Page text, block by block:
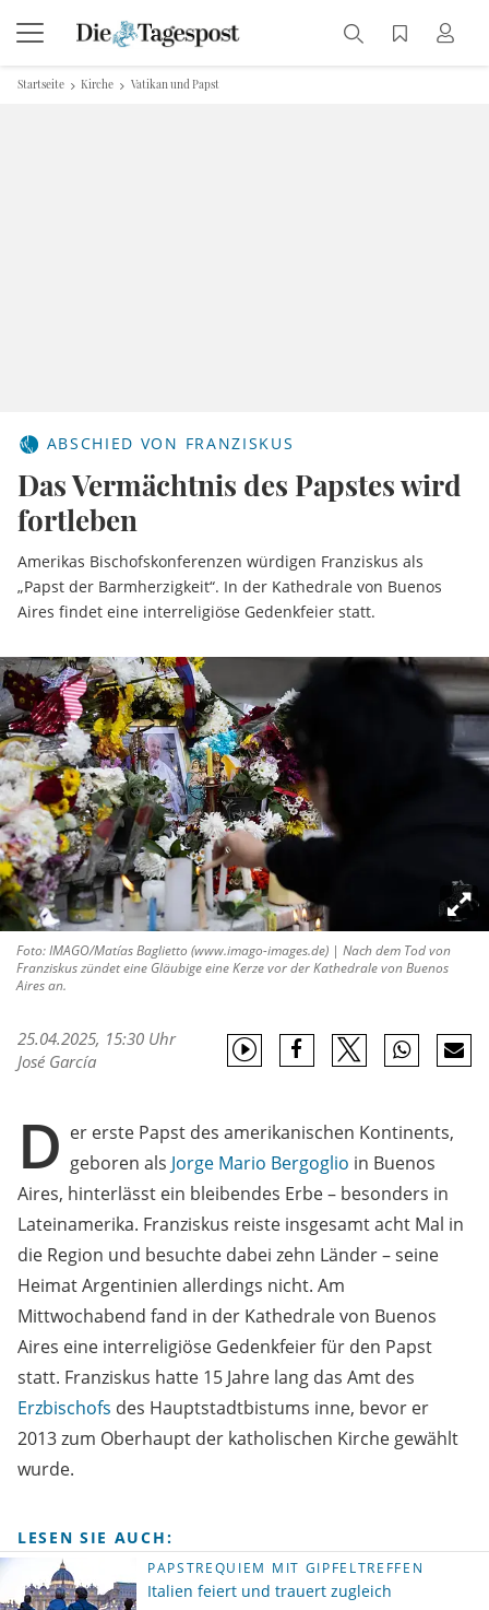
Startseite Kirche Vatikan und Papst
ABSCHIED VON FRANZISKUS
Das Vermächtnis des Papstes wird
fortleben
Amerikas Bischofskonferenzen würdigen Franziskus als
„Papst der Barmherzigkeit“. In der Kathedrale von Buenos
Aires findet eine interreligiöse Gedenkfeier statt.
Foto: IMAGO/Matías Baglietto (www.imago-images.de) | Nach dem Tod von
Franziskus zündet eine Gläubige eine Kerze vor der Kathedrale von Buenos
Aires an.
25.04.2025, 15:30 Uhr
José García
D er erste Papst des amerikanischen Kontinents,
geboren als Jorge Mario Bergoglio in Buenos
Aires, hinterlässt ein bleibendes Erbe – besonders in
Lateinamerika. Franziskus reiste insgesamt acht Mal in
die Region und besuchte dabei zehn Länder – seine
Heimat Argentinien allerdings nicht. Am
Mittwochabend fand in der Kathedrale von Buenos
Aires eine interreligiöse Gedenkfeier für den Papst
statt. Franziskus hatte 15 Jahre lang das Amt des
Erzbischofs des Hauptstadtbistums inne, bevor er
2013 zum Oberhaupt der katholischen Kirche gewählt
wurde.
LESEN SIE AUCH:
PAPSTREQUIEM MIT GIPFELTREFFEN
Italien feiert und trauert zugleich